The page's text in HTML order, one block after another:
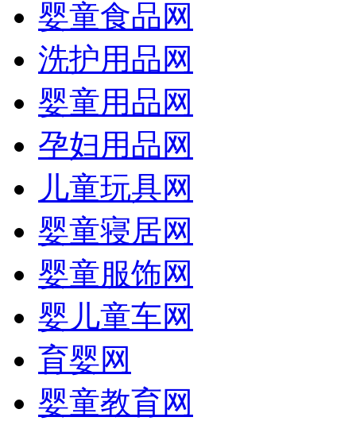
婴童食品网
洗护用品网
婴童用品网
孕妇用品网
儿童玩具网
婴童寝居网
婴童服饰网
婴儿童车网
育婴网
婴童教育网